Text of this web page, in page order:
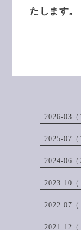
たします。
2026-03（
2025-07（
2024-06（
2023-10（
2022-07（
2021-12（